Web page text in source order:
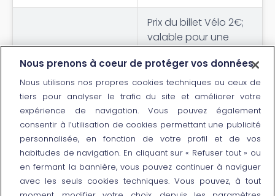
Prix du billet Vélo 2€;
valable pour une
choisi.
Les moins de 18 ans
voyageant
gratuitement aux
termes des
conditions de la
Family Card, peuvent
transporter leur vélo
gratuitement si
Nous prenons à coeur de protéger vos données
Nous utilisons nos propres cookies techniques ou ceux de
tiers pour analyser le trafic du site et améliorer votre
expérience de navigation. Vous pouvez également
consentir à l’utilisation de cookies permettant une publicité
personnalisée, en fonction de votre profil et de vos
habitudes de navigation. En cliquant sur « Refuser tout » ou
en fermant la bannière, vous pouvez continuer à naviguer
avec les seuls cookies techniques. Vous pouvez, à tout